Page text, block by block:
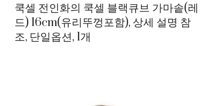
쿡셀 전인화의 쿡셀 블랙큐브 가마솥(레
드) 16cm(유리뚜껑포함), 상세 설명 참
조, 단일옵션, 1개